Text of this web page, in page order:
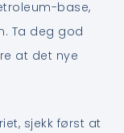
base,
Ta deg god
at det nye
sjekk først at